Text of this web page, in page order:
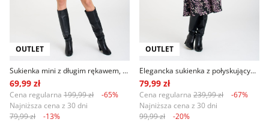
OUTLET
Sukienka mini z długim rękawem, nadruk w jasnofioletowe kwiaty
69,99 zł
Cena regularna 199,99 zł
-65%
Najniższa cena z 30 dni
79,99 zł
-13%
OUTLET
Elegancka sukienka z połyskującym nadrukiem, czarna
79,99 zł
Cena regularna 239,99 zł
-67%
Najniższa cena z 30 dni
99,99 zł
-20%